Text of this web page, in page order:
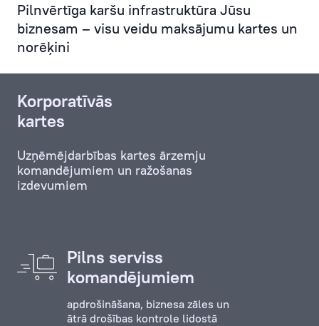
intereses
tiktu
pārstāvētas
viņa
tiktu
izpildīti
maksimāli
Pilnvērtīga karšu infrastruktūra Jūsu
biznesam – visu veidu maksājumu kartes un
norēķini
Korporatīvās
kartes
Uzņēmējdarbības kartes ārzemju
komandējumiem un ražošanas
izdevumiem
Pilns serviss
komandējumiem
apdrošināšana, biznesa zāles un
ātrā drošības kontrole lidostā